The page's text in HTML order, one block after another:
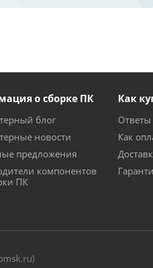
о сборке ПК
блог
новости
предложения
компонентов
ПК
Как
Ответы
Как